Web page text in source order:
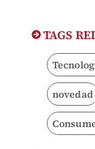
TAGS
novedad